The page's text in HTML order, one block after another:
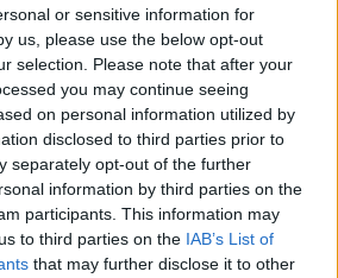
or sensitive information for
us, please use the below opt-out
selection. Please note that after your
you may continue seeing
on personal information utilized by
disclosed to third parties prior to
separately opt-out of the further
information by third parties on the
participants. This information may
to third parties on the IAB’s List of
that may further disclose it to other
Mexikó (voltam, de a
tetszett)
Spanyolország
Spanyolország (voltam
sikerült)
(ezt se sikerült megírni, pedig